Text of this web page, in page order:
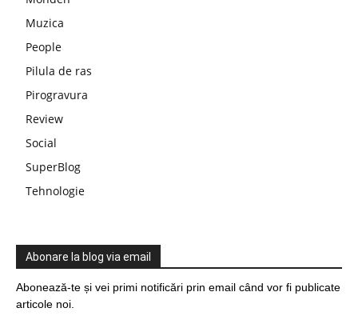
Muzica
People
Pilula de ras
Pirogravura
Review
Social
SuperBlog
Tehnologie
Abonare la blog via email
Abonează-te și vei primi notificări prin email când vor fi publicate
articole noi.